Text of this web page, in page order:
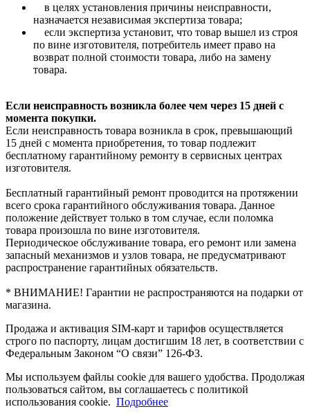
в целях установления причины неисправности,
назначается независимая экспертиза товара;
если экспертиза установит, что товар вышел из строя
по вине изготовителя, потребитель имеет право на
возврат полной стоимости товара, либо на замену
товара.
Если неисправность возникла более чем через 15 дней с
момента покупки.
Если неисправность товара возникла в срок, превышающий
15 дней с момента приобретения, то товар подлежит
бесплатному гарантийному ремонту в сервисных центрах
изготовителя.
Бесплатный гарантийный ремонт проводится на протяжении
всего срока гарантийного обслуживания товара. Данное
положение действует только в том случае, если поломка
товара произошла по вине изготовителя.
Периодическое обслуживание товара, его ремонт или замена
запасный механизмов и узлов товара, не предусматривают
распространение гарантийных обязательств.
* ВНИМАНИЕ! Гарантии не распространяются на подарки от
магазина.
Продажа и активация SIM-карт и тарифов осуществляется
строго по паспорту, лицам достигшим 18 лет, в соответствии с
Федеральным Законом “О связи” 126-ФЗ.
Мы используем файлы cookie для вашего удобства. Продолжая
пользоваться сайтом, вы соглашаетесь с политикой
использования cookie. Подробнее